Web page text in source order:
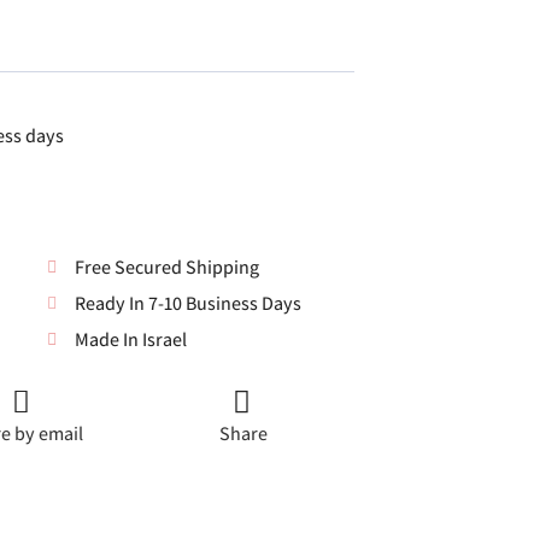
days
Free Secured Shipping
Ready In 7-10 Business Days
Made In Israel
by email Share